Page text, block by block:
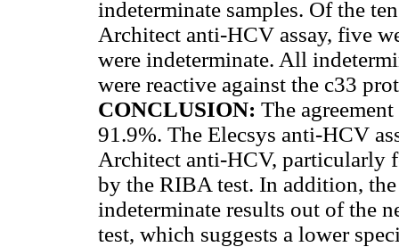
indeterminate samples. Of the
Architect anti-HCV assay, five
were indeterminate. All
were reactive against the c33
CONCLUSION: The
91.9%. The Elecsys anti-HCV
Architect anti-HCV, particularly
by the RIBA test. In addition,
indeterminate results out of the
test, which suggests a lower